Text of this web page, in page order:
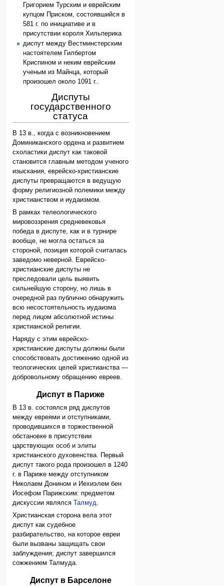
Григорием Турским и еврейским
купцом Приском, состоявшийся в
581 г. по инициативе и в
присутствии короля Хильперика
диспут между Вестминстерским
настоятелем Гилбертом
Криспином и неким еврейским
ученым из Майнца, который
произошел около 1091 г..
Диспуты
государственного
статуса
В 13 в., когда с возникновением
Доминиканского ордена и развитием
схоластики диспут как таковой
становится главным методом ученого
изыскания, еврейско-христианские
диспуты превращаются в ведущую
форму религиозной полемики между
христианством и иудаизмом.
В рамках телеологического
мировоззрения средневековья
победа в диспуте, как и в турнире
вообще, не могла остаться за
стороной, позиция которой считалась
заведомо неверной. Еврейско-
христианские диспуты не
преследовали цель выявить
сильнейшую сторону, но лишь в
очередной раз публично обнаружить
всю несостоятельность иудаизма
перед лицом абсолютной истины
христианской религии.
Наряду с этим еврейско-
христианские диспуты должны были
способствовать достижению одной из
теологических целей христианства —
добровольному обращению евреев.
Диспут в Париже
В 13 в. состоялся ряд диспутов
между евреями и отступниками,
проводившихся в торжественной
обстановке в присутствии
царствующих особ и элиты
христианского духовенства. Первый
диспут такого рода произошел в 1240
г. в Париже между отступником
Николаем Донином и Иехиэлем бен
Иосефом Парижским: предметом
дискуссии являлсяТалмуд
Христианская сторона вела этот
диспут как судебное
разбирательство, на которое евреи
были вызваны защищать свои
заблуждения; диспут завершился
сожжением Талмуда.
Диспут в Барселоне